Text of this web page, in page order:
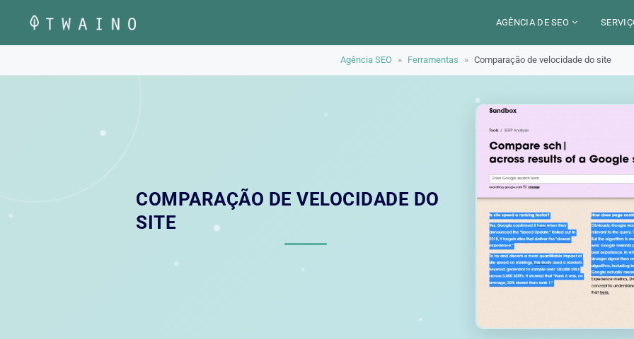
conteúdo
AGÊNCIA DE SEO
LYON
TRABALHO
Agência SEO » Ferramentas » Comparação de velocidade do site
COMPARAÇÃO DE VELOCIDADE DO
SITE